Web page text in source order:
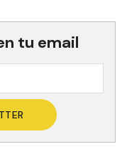
tu email